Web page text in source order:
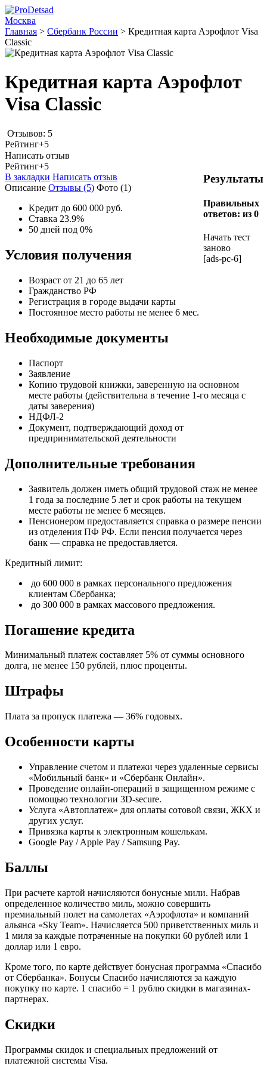
Москва
Главная > Сбербанк России > Кредитная карта Аэрофлот Visa
Classic
Кредитная карта Аэрофлот
Visa Classic
Отзывов: 5
Рейтинг+5
Написать отзыв
Результаты
Правильных
ответов: из 0
Начать тест
заново
[ads-pc-6]
Рейтинг+5
В закладки Написать отзыв
Описание Отзывы (5) Фото (1)
Кредит до 600 000 руб.
Ставка 23.9%
50 дней под 0%
Условия получения
Возраст от 21 до 65 лет
Гражданство РФ
Регистрация в городе выдачи карты
Постоянное место работы не менее 6 мес.
Необходимые документы
Паспорт
Заявление
Копию трудовой книжки, заверенную на основном
месте работы (действительна в течение 1-го месяца с
даты заверения)
НДФЛ-2
Документ, подтверждающий доход от
предпринимательской деятельности
Дополнительные требования
Заявитель должен иметь общий трудовой стаж не менее
1 года за последние 5 лет и срок работы на текущем
месте работы не менее 6 месяцев.
Пенсионером предоставляется справка о размере пенсии
из отделения ПФ РФ. Если пенсия получается через
банк — справка не предоставляется.
Кредитный лимит:
до 600 000 в рамках персонального предложения
клиентам Сбербанка;
до 300 000 в рамках массового предложения.
Погашение кредита
Минимальный платеж составляет 5% от суммы основного
долга, не менее 150 рублей, плюс проценты.
Штрафы
Плата за пропуск платежа — 36% годовых.
Особенности карты
Управление счетом и платежи через удаленные сервисы
«Мобильный банк» и «Сбербанк Онлайн».
Проведение онлайн-операций в защищенном режиме с
помощью технологии 3D-secure.
Услуга «Автоплатеж» для оплаты сотовой связи, ЖКХ и
других услуг.
Привязка карты к электронным кошелькам.
Google Pay / Apple Pay / Samsung Pay.
Баллы
При расчете картой начисляются бонусные мили. Набрав
определенное количество миль, можно совершить
премиальный полет на самолетах «Аэрофлота» и компаний
альянса «Sky Team». Начисляется 500 приветственных миль и
1 миля за каждые потраченные на покупки 60 рублей или 1
доллар или 1 евро.
Кроме того, по карте действует бонусная программа «Спасибо
от Сбербанка». Бонусы Спасибо начисляются за каждую
покупку по карте. 1 спасибо = 1 рублю скидки в магазинах-
партнерах.
Скидки
Программы скидок и специальных предложений от
платежной системы Visa.